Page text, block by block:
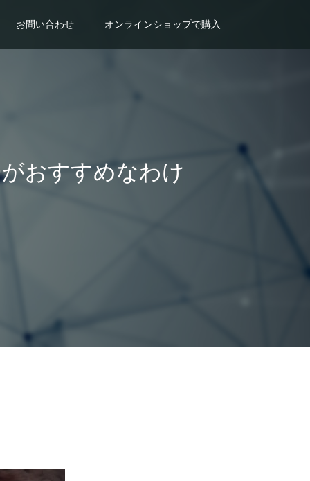
お問い合わせ オンラインショップで購入
おすすめなわけ